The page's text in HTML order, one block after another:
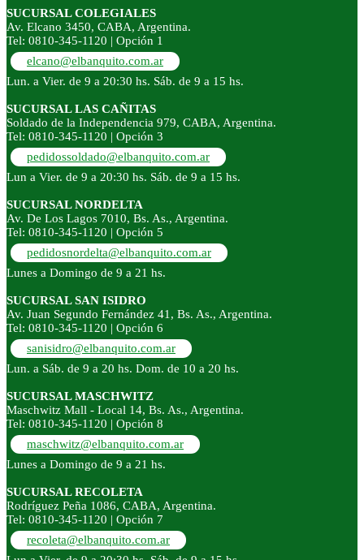
SUCURSAL COLEGIALES
Av. Elcano 3450, CABA, Argentina.
Tel: 0810-345-1120 | Opción 1
elcano@elbanquito.com.ar
Lun. a Vier. de 9 a 20:30 hs. Sáb. de 9 a 15 hs.
SUCURSAL LAS CAÑITAS
Soldado de la Independencia 979, CABA, Argentina.
Tel: 0810-345-1120 | Opción 3
pedidossoldado@elbanquito.com.ar
Lun a Vier. de 9 a 20:30 hs. Sáb. de 9 a 15 hs.
SUCURSAL NORDELTA
Av. De Los Lagos 7010, Bs. As., Argentina.
Tel: 0810-345-1120 | Opción 5
pedidosnordelta@elbanquito.com.ar
Lunes a Domingo de 9 a 21 hs.
SUCURSAL SAN ISIDRO
Av. Juan Segundo Fernández 41, Bs. As., Argentina.
Tel: 0810-345-1120 | Opción 6
sanisidro@elbanquito.com.ar
Lun. a Sáb. de 9 a 20 hs. Dom. de 10 a 20 hs.
SUCURSAL MASCHWITZ
Maschwitz Mall - Local 14, Bs. As., Argentina.
Tel: 0810-345-1120 | Opción 8
maschwitz@elbanquito.com.ar
Lunes a Domingo de 9 a 21 hs.
SUCURSAL RECOLETA
Rodríguez Peña 1086, CABA, Argentina.
Tel: 0810-345-1120 | Opción 7
recoleta@elbanquito.com.ar